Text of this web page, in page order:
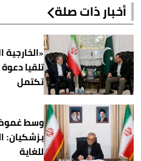
أخبار ذات صلة
«الخارجية
تلقيا
تكتمل
وسط
بزشكيان:
للغاية